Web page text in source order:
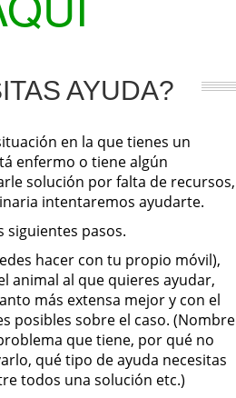
AYUDA?
en la que tienes un
enfermo o tiene algún
solución por falta de recursos,
intentaremos ayudarte.
siguientes pasos.
hacer con tu propio móvil),
animal al que quieres ayudar,
más extensa mejor y con el
posibles sobre el caso. (Nombre
que tiene, por qué no
qué tipo de ayuda necesitas
todos una solución etc.)